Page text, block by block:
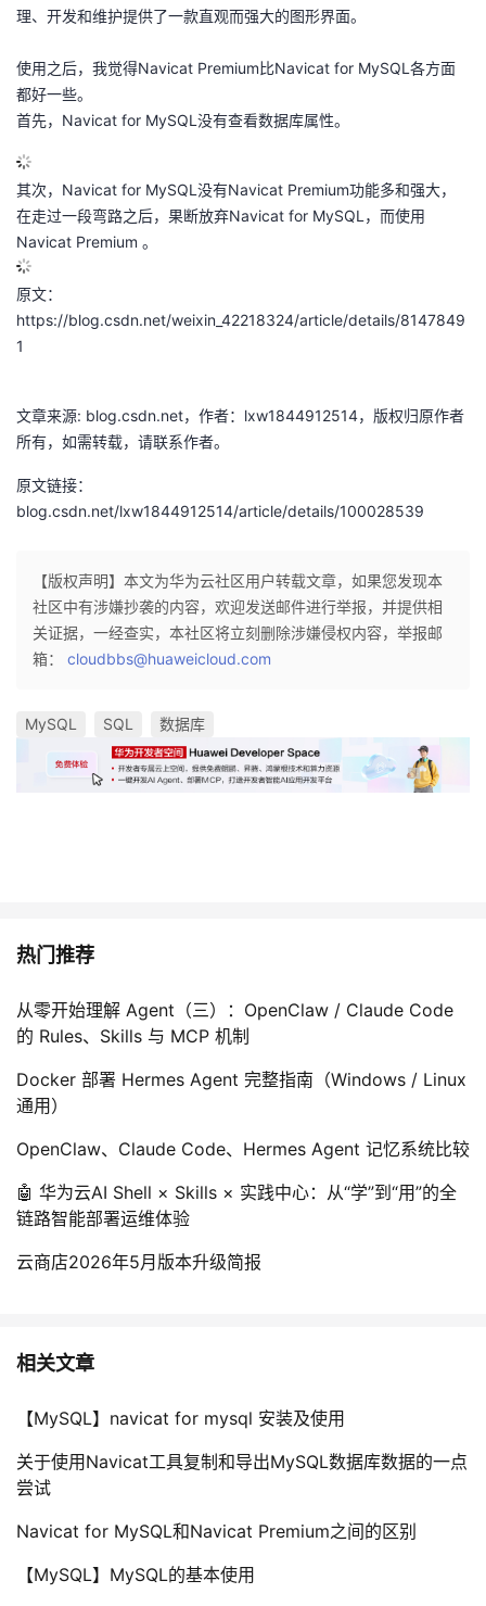
子
直
播
的
活
动
我
的
关
课
程
的
认
证
我
的
实
我
的
藏
术
支
持
云
声
建
理、开发和维护提供了一款直观而强大的图形界面。
使用之后，我觉得Navicat Premium比Navicat for MySQL各方面
都好一些。
首先，Navicat for MySQL没有查看数据库属性。
其次，Navicat for MySQL没有Navicat Premium功能多和强大，
在走过一段弯路之后，果断放弃Navicat for MySQL，而使用
Navicat Premium 。
原文：
https://blog.csdn.net/weixin_42218324/article/details/8147849
1
文章来源: blog.csdn.net，作者：lxw1844912514，版权归原作者
所有，如需转载，请联系作者。
原文链接：
blog.csdn.net/lxw1844912514/article/details/100028539
【版权声明】本文为华为云社区用户转载文章，如果您发现本
社区中有涉嫌抄袭的内容，欢迎发送邮件进行举报，并提供相
关证据，一经查实，本社区将立刻删除涉嫌侵权内容，举报邮
箱： cloudbbs@huaweicloud.com
MySQL SQL 数据库
热门推荐
从零开始理解 Agent（三）：OpenClaw / Claude Code
的 Rules、Skills 与 MCP 机制
Docker 部署 Hermes Agent 完整指南（Windows / Linux
通用）
OpenClaw、Claude Code、Hermes Agent 记忆系统比较
🤖 华为云AI Shell × Skills × 实践中心：从“学”到“用”的全
链路智能部署运维体验
云商店2026年5月版本升级简报
相关文章
【MySQL】navicat for mysql 安装及使用
关于使用Navicat工具复制和导出MySQL数据库数据的一点
尝试
Navicat for MySQL和Navicat Premium之间的区别
【MySQL】MySQL的基本使用